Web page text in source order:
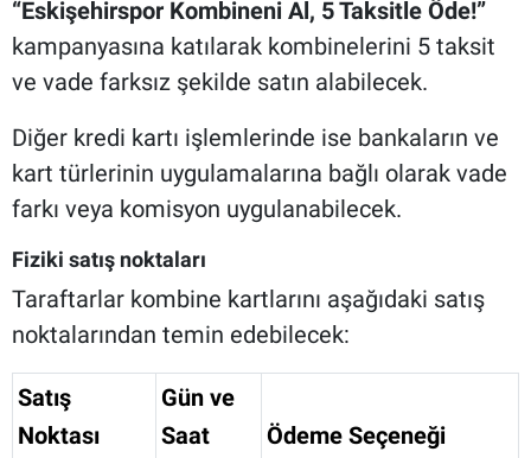
“Eskişehirspor Kombineni Al, 5 Taksitle Öde!”
kampanyasına katılarak kombinelerini 5 taksit
ve vade farksız şekilde satın alabilecek.
Diğer kredi kartı işlemlerinde ise bankaların ve
kart türlerinin uygulamalarına bağlı olarak vade
farkı veya komisyon uygulanabilecek.
Fiziki satış noktaları
Taraftarlar kombine kartlarını aşağıdaki satış
noktalarından temin edebilecek:
Satış
Noktası
Gün ve
Saat
Ödeme Seçeneği